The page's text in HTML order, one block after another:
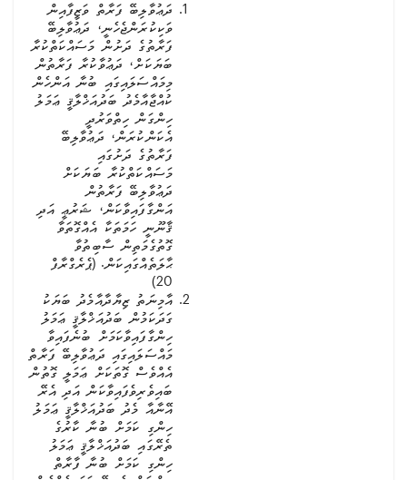
ދަޢުވާލިބޭ ފަރާތް ވަޒީފާއިން
ވަކިކުރަންޖެހެނީ، ދަޢުވާލިބޭ
ފަރާތުގެ ދަށުން މަސައްކަތްކުރާ
ބަޔަކަށް، ދަޢުވާކުރާ ފަރާތުން
މިމައްސަލައިގައި ބުނާ އަންހެން
ކުއްޖާއާމެދު ބަދުއަޚްލާޤީ ޢަމަލު
ހިންގަން ހިތްވަރުދީ
އެކަންކުރަން، ދަޢުވާލިބޭ
ފަރާތުގެ ދަށުގައި
މަސައްކަތްކުރާ ބަޔަކަށް
ދަޢުވާލިބޭ ފަރާތުން
އަންގާފައިވާކަން، ޝަރުޢީ އަދި
ޤާނޫނީ ހަމަތަކާ އެއްގޮތަވާ
ގޮތުގެމަތިން ސާބިތުވާ
ޙާލަތެއްގައިކަން. (ޕެރެގްރާފް
20)
އާމިނަތު ޒިޔާދާއާމެދު ބަޔަކު
ގަދަކަމުން ބަދުއަޚްލާޤީ ޢަމަލު
ހިންގާފައިވާކަމަށް ބުނެފައިވާ
މައްސަލައިގައި ދަޢުވާލިބޭ ފަރާތް
އެއްވެސް ގޮތަކަށް ޢަމަލީ ގޮތުން
ބައިވެރިވެފައިވާކަން އަދި އެރޭ
އޭނާއާ މެދު ބަދުއަޚްލާޤީ ޢަމަލު
ހިންގި ކަމަށް ބުނާ ކާރުގެ
ތެރޭގައި ބަދުއަޚްލާޤީ ޢަމަލު
ހިންގި ކަމަށް ބުނާ ފާރާތް